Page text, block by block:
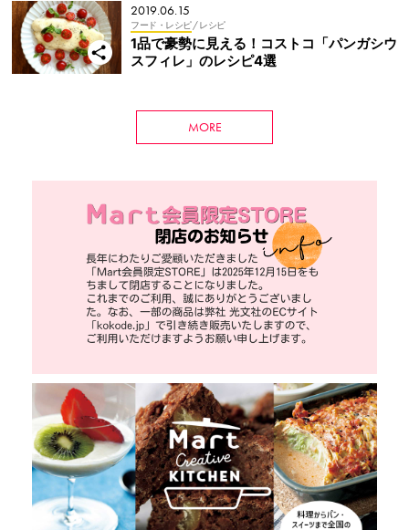
2019.06.15
フード・レシピ/ レシピ
1品で豪勢に見える！コストコ「パンガシウ
スフィレ」のレシピ4選
MORE